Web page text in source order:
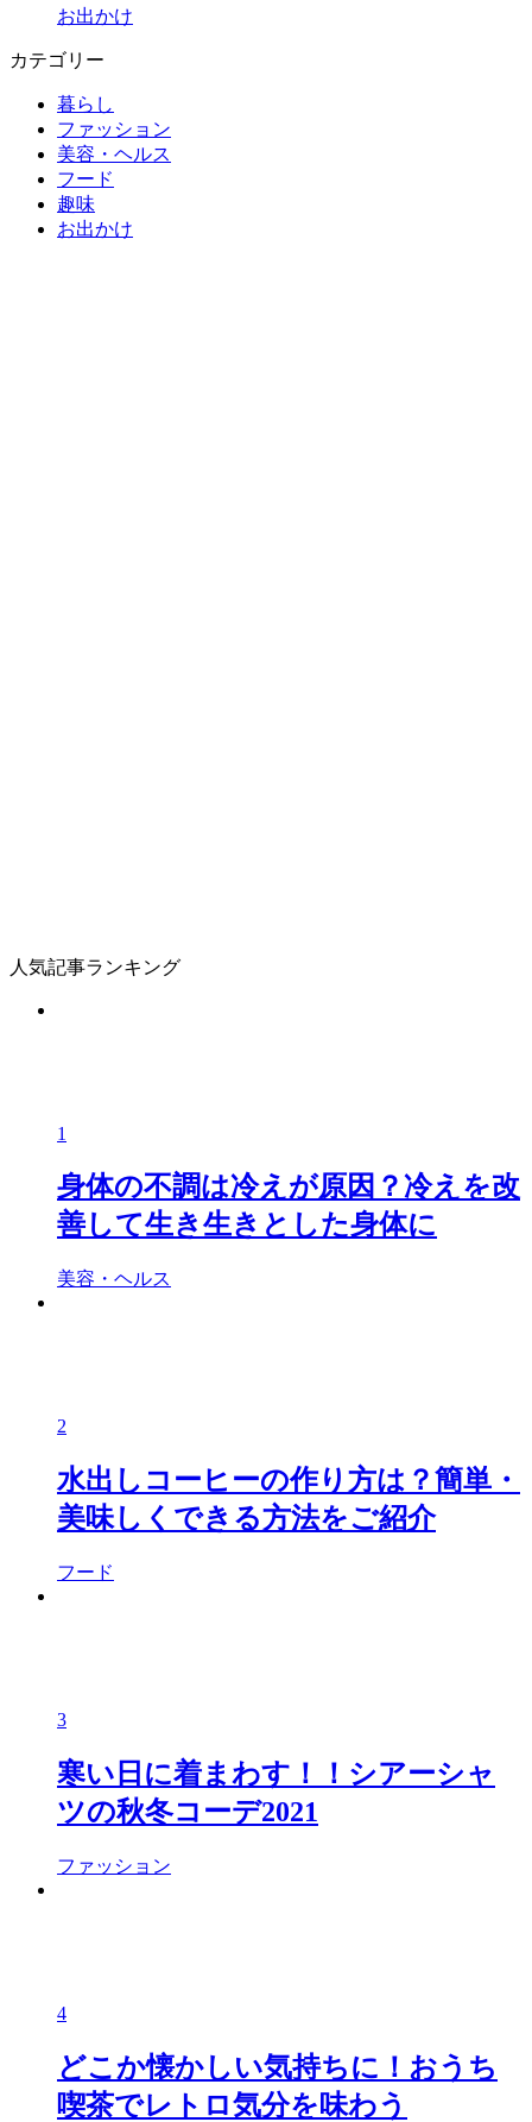
お出かけ
カテゴリー
暮らし
ファッション
美容・ヘルス
フード
趣味
お出かけ
人気記事ランキング
1
身体の不調は冷えが原因？冷えを改
善して生き生きとした身体に
美容・ヘルス
2
水出しコーヒーの作り方は？簡単・
美味しくできる方法をご紹介
フード
3
寒い日に着まわす！！シアーシャ
ツの秋冬コーデ2021
ファッション
4
どこか懐かしい気持ちに！おうち
喫茶でレトロ気分を味わう